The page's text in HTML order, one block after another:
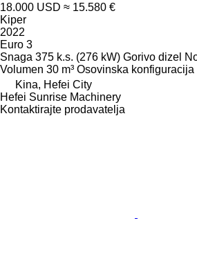
18.000 USD ≈ 15.580 €
Kiper
2022
Euro 3
Snaga 375 k.s. (276 kW) Gorivo dizel
Volumen 30 m³ Osovinska konfiguracija
Kina, Hefei City
Hefei Sunrise Machinery
Kontaktirajte prodavatelja